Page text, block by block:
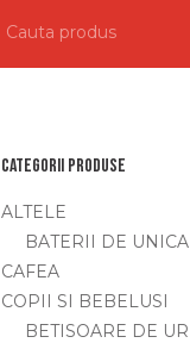
Categorii produse
ALTELE
BATERII DE
CAFEA
COPII SI BEBELUSI
BETISOARE DE